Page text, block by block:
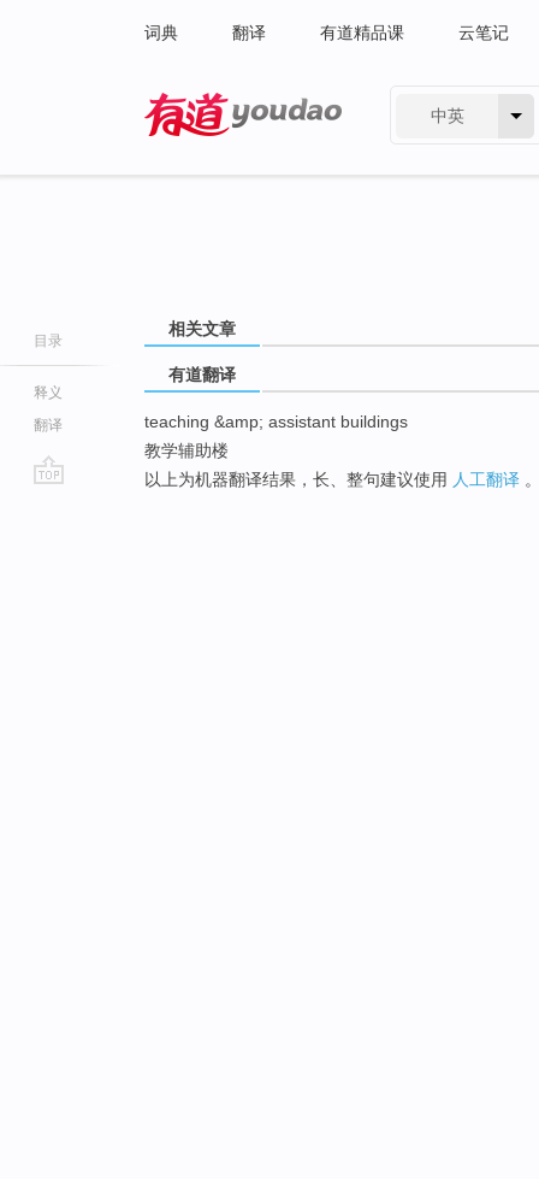
词典 翻译 有道精品课 云笔记
中英
目录
释义
翻译
相关文章
有道翻译
teaching &amp; assistant buildings
教学辅助楼
以上为机器翻译结果，长、整句建议使用 人工翻译